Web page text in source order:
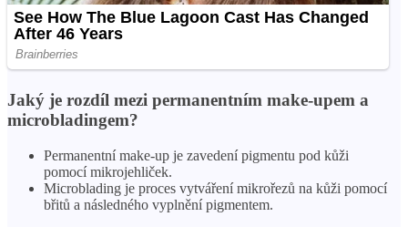
Jaký je rozdíl mezi permanentním make-upem a
microbladingem?
Permanentní make-up je zavedení pigmentu pod kůži
pomocí mikrojehliček.
Microblading je proces vytváření mikrořezů na kůži pomocí
břitů a následného vyplnění pigmentem.